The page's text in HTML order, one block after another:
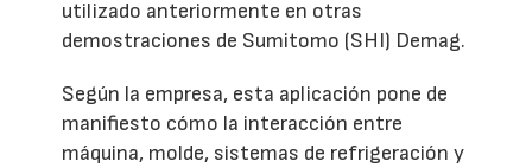
utilizado anteriormente en otras
demostraciones de Sumitomo (SHI) Demag.
Según la empresa, esta aplicación pone de
manifiesto cómo la interacción entre
máquina, molde, sistemas de refrigeración y